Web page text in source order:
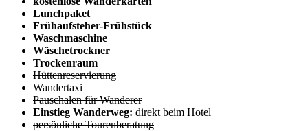
Lunchpaket
Frühaufsteher-Frühstück
Waschmaschine
Wäschetrockner
Trockenraum
Hüttenreservierung
Wandertaxi
Pauschalen für Wanderer
Einstieg Wanderweg: direkt beim Hotel
persönliche Tourenberatung